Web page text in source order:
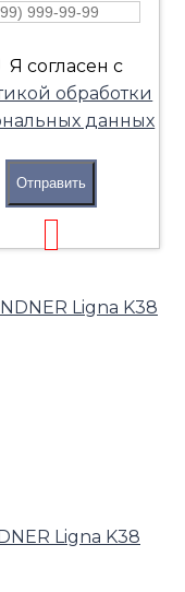
Я согласен с
обработки
данных
Отправить
Ligna K38